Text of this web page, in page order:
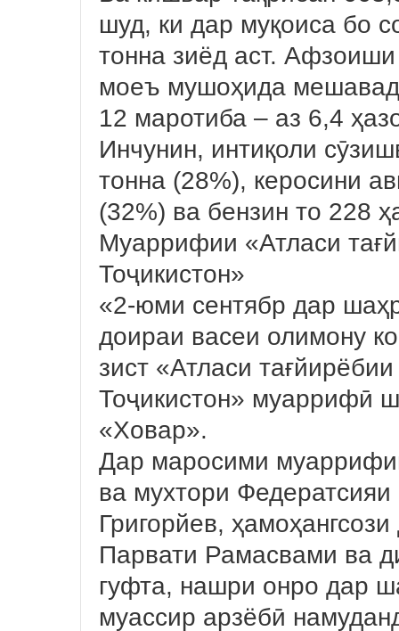
шуд, ки дар муқоиса бо
тонна зиёд аст.
моеъ мушоҳида
12 маротиба – аз 6,4
Инчунин, интиқоли
тонна (28%), керосини
(32%) ва бензин то 228
Муаррифии «Атласи
Тоҷикистон»
«2-юми сентябр дар
доираи васеи олимону
зист «Атласи
Тоҷикистон» муаррифӣ
«Ховар».
Дар маросими
ва мухтори
Григорйев,
Парвати Рамасвами ва
гуфта, нашри онро дар
муассир арзёбӣ